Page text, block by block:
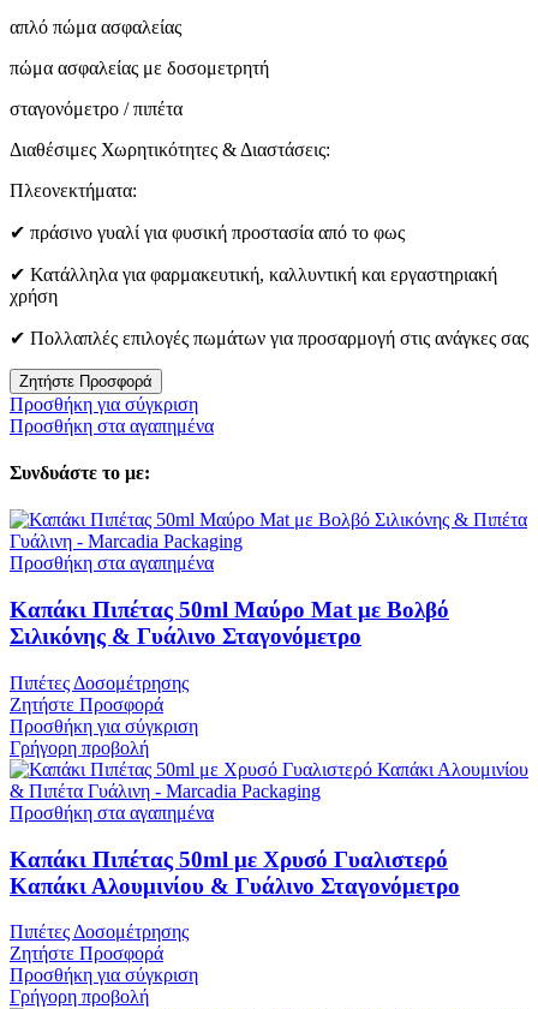
απλό πώμα ασφαλείας
πώμα ασφαλείας με δοσομετρητή
σταγονόμετρο / πιπέτα
Διαθέσιμες Χωρητικότητες & Διαστάσεις:
Πλεονεκτήματα:
✔ πράσινο γυαλί για φυσική προστασία από το φως
✔ Κατάλληλα για φαρμακευτική, καλλυντική και εργαστηριακή
χρήση
✔ Πολλαπλές επιλογές πωμάτων για προσαρμογή στις ανάγκες σας
Ζητήστε Προσφορά
Προσθήκη για σύγκριση
Προσθήκη στα αγαπημένα
Συνδυάστε το με:
Προσθήκη στα αγαπημένα
Καπάκι Πιπέτας 50ml Μαύρο Mat με Βολβό
Σιλικόνης & Γυάλινο Σταγονόμετρο
Πιπέτες Δοσομέτρησης
Ζητήστε Προσφορά
Προσθήκη για σύγκριση
Γρήγορη προβολή
Προσθήκη στα αγαπημένα
Καπάκι Πιπέτας 50ml με Χρυσό Γυαλιστερό
Καπάκι Αλουμινίου & Γυάλινο Σταγονόμετρο
Πιπέτες Δοσομέτρησης
Ζητήστε Προσφορά
Προσθήκη για σύγκριση
Γρήγορη προβολή